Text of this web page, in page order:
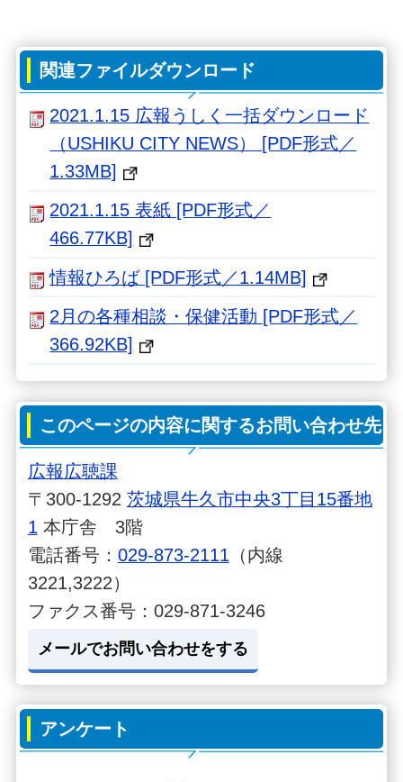
関連ファイルダウンロード
2021.1.15 広報うしく一括ダウンロード
（USHIKU CITY NEWS） [PDF形式／
1.33MB]
2021.1.15 表紙 [PDF形式／
466.77KB]
情報ひろば [PDF形式／1.14MB]
2月の各種相談・保健活動 [PDF形式／
366.92KB]
このページの内容に関するお問い合わせ先
広報広聴課
〒300-1292 茨城県牛久市中央3丁目15番地
1 本庁舎 3階
電話番号： 029-873-2111 （内線
3221,3222）
ファクス番号：029-871-3246
メールでお問い合わせをする
アンケート